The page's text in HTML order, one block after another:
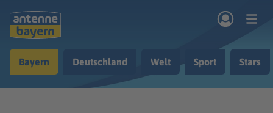
Musik & Radio
Bayern Deutschland Welt Sport Stars